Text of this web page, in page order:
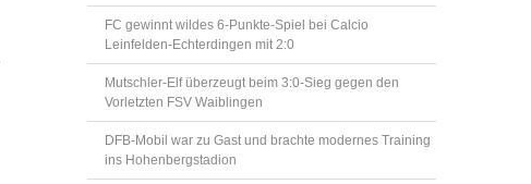
FC gewinnt wildes 6-Punkte-Spiel bei Calcio
Leinfelden-Echterdingen mit 2:0
Mutschler-Elf überzeugt beim 3:0-Sieg gegen den
Vorletzten FSV Waiblingen
DFB-Mobil war zu Gast und brachte modernes Training
ins Hohenbergstadion